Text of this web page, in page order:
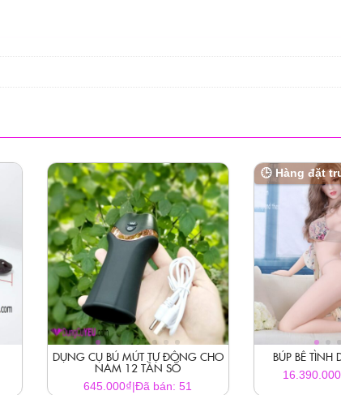
DỤNG CỤ BÚ MÚT TỰ ĐỘNG CHO
NAM 12 TẦN SỐ
645.000₫ |Đã bán: 51
🕒 Hàng đặt
BÚP BÊ TÌNH
16.390.000